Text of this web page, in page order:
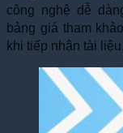
công nghệ dễ
bảng giá tham
khi tiếp nhận tài liệu.